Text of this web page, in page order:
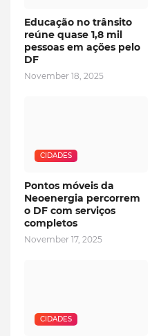
Educação no trânsito
reúne quase 1,8 mil
pessoas em ações pelo
DF
November 18, 2025
CIDADES
Pontos móveis da
Neoenergia percorrem
o DF com serviços
completos
November 17, 2025
CIDADES